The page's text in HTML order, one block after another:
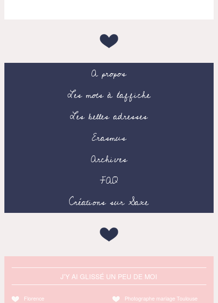
A propos
Les mots à l’affiche
Les belles adresses
Erasmus
Archives
FAQ
Créations sur Saxe
J'Y AI GLISSÉ UN PEU DE MOI
Florence
Photographe mariage Toulouse